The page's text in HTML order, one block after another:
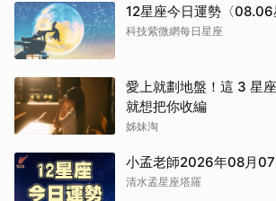
12星座今日運勢〈08.06
科技紫微網每日星座
愛上就劃地盤！這 3 星
就想把你收編
姊妹淘
小孟老師2026年08月
清水孟星座塔羅